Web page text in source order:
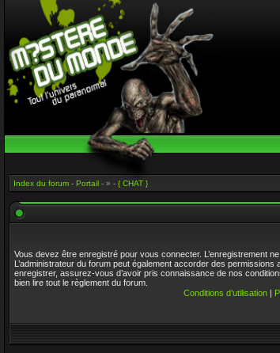
Index du forum - Portail - » - { CHAT }
Vous devez être enregistré pour vous connecter. L’enregistrement
L’administrateur du forum peut également accorder des
enregistrer, assurez-vous d’avoir pris connaissance de nos
bien lire tout le règlement du forum.
Conditions d’utilisation |